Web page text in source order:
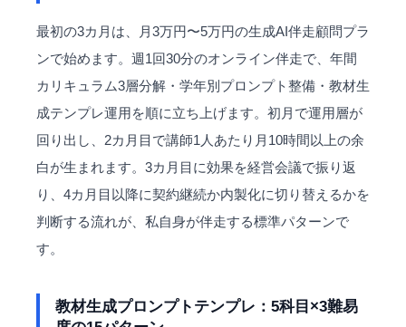
最初の3カ月は、月3万円〜5万円の生成AI伴走顧問プラ
ンで始めます。週1回30分のオンライン伴走で、年間
カリキュラム3層分解・学年別プロンプト整備・教材生
成テンプレ運用を順に立ち上げます。初月で運用層が
回り出し、2カ月目で講師1人あたり月10時間以上の余
白が生まれます。3カ月目に効果を経営会議で振り返
り、4カ月目以降に契約継続か内製化に切り替えるかを
判断する流れが、私自身が伴走する標準パターンで
す。
教材生成プロンプトテンプレ：5科目×3難易